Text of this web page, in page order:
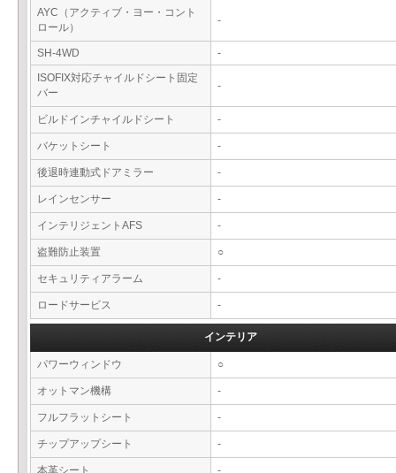
AYC（アクティブ・ヨー・コント
ロール）
-
SH-4WD
-
ISOFIX対応チャイルドシート固定
バー
-
ビルドインチャイルドシート -
バケットシート -
後退時連動式ドアミラー -
レインセンサー -
インテリジェントAFS -
盗難防止装置 ○
セキュリティアラーム -
ロードサービス -
インテリア
パワーウィンドウ ○
オットマン機構 -
フルフラットシート -
チップアップシート -
本革シート -